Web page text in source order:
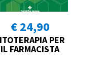
€ 24,90
PER
IL FARMACISTA